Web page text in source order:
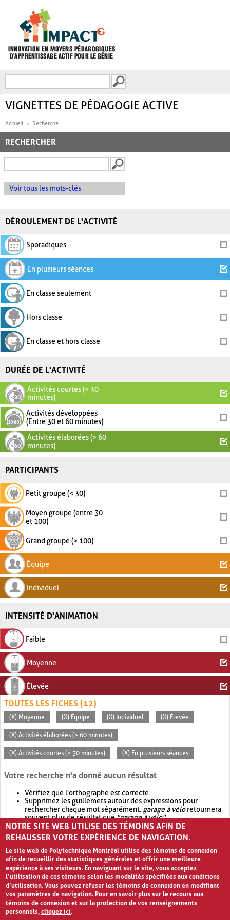
FORMULAIRE DE
VIGNETTES DE PÉDAGOGIE ACTIVE
Accueil Recherche
RECHERCHER
Voir tous les mots-clés
DÉROULEMENT DE L'ACTIVITÉ
Sporadiques
En plusieurs séances
En classe seulement
Hors classe
En classe et hors classe
DURÉE DE L'ACTIVITÉ
Activités courtes (< 30
minutes)
Activités développées
(Entre 30 et 60 minutes)
Activités élaborées (> 60
minutes)
PARTICIPANTS
Petit groupe (< 30)
Moyen groupe (entre 30
et 100)
Grand groupe (> 100)
Équipe
Individuel
INTENSITÉ D'ANIMATION
Faible
Moyenne
Élevée
TOUTES LES FICHES (12)
(X) Moyenne (X) Équipe (X) Individuel (X) Élevée
(X) Activités élaborées (> 60 minutes)
(X) Activités courtes (< 30 minutes) (X) En plusieurs séances
Votre recherche n'a donné aucun résultat
Vérifiez que l'orthographe est correcte.
Supprimez les guillemets autour des expressions pour
rechercher chaque mot séparément. garage à véloretournera
souvent plus de résultat que"garage à vélo".
Envisagez d'élargir votre recherche avec OR.garage OR vélo
retournera souvent plus de résultat quegarage à vélo
NOTRE SITE WEB UTILISE DES TÉMOINS AFIN DE
REHAUSSER VOTRE EXPÉRIENCE DE NAVIGATION.
Le site web de Polytechnique Montréal utilise des témoins de connexion
afin de recueillir des statistiques générales et offrir une meilleure
expérience à ses visiteurs. En naviguant sur le site, vous acceptez
l’utilisation de ces témoins selon les modalités spécifiées aux conditions
d’utilisation. Vous pouvez refuser les témoins de connexion en modifiant
vos paramètres de navigation. Pour en savoir plus sur le recours aux
témoins de connexion et sur la protection de vos renseignements
personnels,cliquez ici.